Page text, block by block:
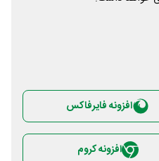
افزونه فایرفاکس
افزونه کروم